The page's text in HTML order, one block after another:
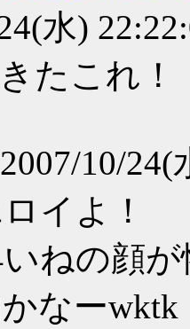
水)
たこれ！
2007/10/24(
イよ！
ねの顔
なーwktk